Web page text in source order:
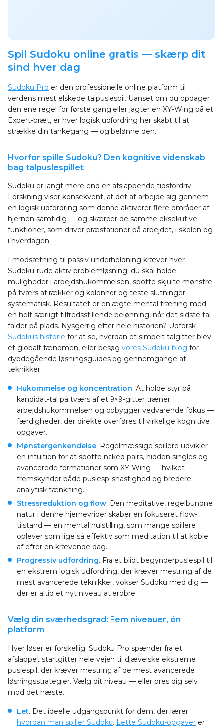
Spil Sudoku online gratis — skærp dit
sind hver dag
Sudoku Pro er den professionelle online platform til
verdens mest elskede talpuslespil. Uanset om du opdager
den ene regel for første gang eller jagter en XY-Wing på et
Expert-bræt, er hver logisk udfordring her skabt til at
strække din tankegang — og belønne den.
Hvorfor spille Sudoku? Den kognitive videnskab
bag talpuslespillet
Sudoku er langt mere end en afslappende tidsfordriv.
Forskning viser konsekvent, at det at arbejde sig gennem
en logisk udfordring som denne aktiverer flere områder af
hjernen samtidig — og skærper de samme eksekutive
funktioner, som driver præstationer på arbejdet, i skolen og
i hverdagen.
I modsætning til passiv underholdning kræver hver
Sudoku-rude aktiv problemløsning: du skal holde
muligheder i arbejdshukommelsen, spotte skjulte mønstre
på tværs af rækker og kolonner og teste slutninger
systematisk. Resultatet er en ægte mental træning med
en helt særligt tilfredsstillende belønning, når det sidste tal
falder på plads. Nysgerrig efter hele historien? Udforsk
Sudokus historie for at se, hvordan et simpelt talgitter blev
et globalt fænomen, eller besøg vores Sudoku-blog for
dybdegående løsningsguides og gennemgange af
teknikker.
Hukommelse og koncentration. At holde styr på
kandidat-tal på tværs af et 9×9-gitter træner
arbejdshukommelsen og opbygger vedvarende fokus —
færdigheder, der direkte overføres til virkelige kognitive
opgaver.
Mønstergenkendelse. Regelmæssige spillere udvikler
en intuition for at spotte naked pairs, hidden singles og
avancerede formationer som XY-Wing — hvilket
fremskynder både puslespilshastighed og bredere
analytisk tænkning.
Stressreduktion og flow. Den meditative, regelbundne
natur i denne hjernevrider skaber en fokuseret flow-
tilstand — en mental nulstilling, som mange spillere
oplever som lige så effektiv som meditation til at koble
af efter en krævende dag.
Progressiv udfordring. Fra et blidt begynderpuslespil til
en ekstrem logisk udfordring, der kræver mestring af de
mest avancerede teknikker, vokser Sudoku med dig —
der er altid et nyt niveau at erobre.
Vælg din sværhedsgrad: Fem niveauer, én
platform
Hver løser er forskellig. Sudoku Pro spænder fra et
afslappet startgitter hele vejen til djævelske ekstreme
puslespil, der kræver mestring af de mest avancerede
løsningsstrategier. Vælg dit niveau — eller pres dig selv
mod det næste.
Let. Det ideelle udgangspunkt for dem, der lærer
hvordan man spiller Sudoku. Lette Sudoku-opgaver er